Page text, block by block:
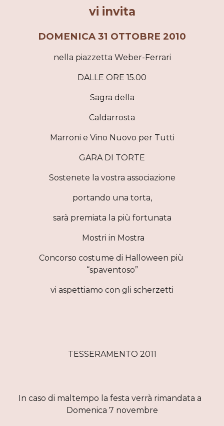
vi invita
DOMENICA 31 OTTOBRE 2010
nella piazzetta Weber-Ferrari
DALLE ORE 15.00
Sagra della
Caldarrosta
Marroni e Vino Nuovo per Tutti
GARA DI TORTE
Sostenete la vostra associazione
portando una torta,
sarà premiata la più fortunata
Mostri in Mostra
Concorso costume di Halloween più
“spaventoso”
vi aspettiamo con gli scherzetti
TESSERAMENTO 2011
In caso di maltempo la festa verrà rimandata a
Domenica 7 novembre